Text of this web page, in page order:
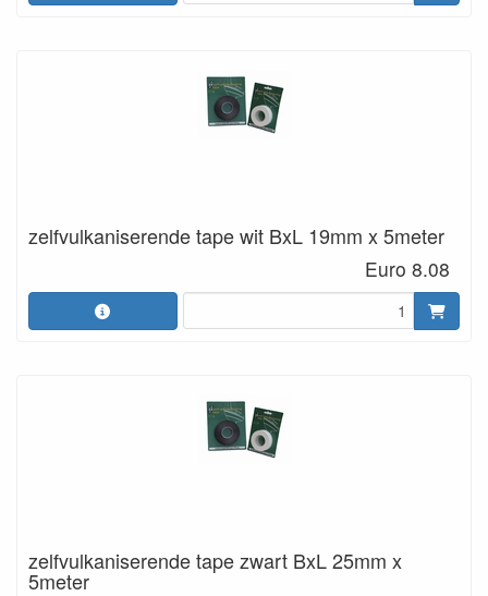
zelfvulkaniserende tape wit BxL 19mm x 5meter
Euro 8.08
zelfvulkaniserende tape zwart BxL 25mm x
5meter